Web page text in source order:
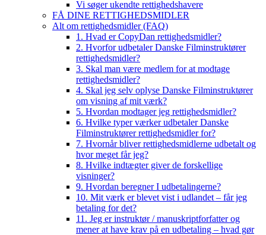
Vi søger ukendte rettighedshavere
FÅ DINE RETTIGHEDSMIDLER
Alt om rettighedsmidler (FAQ)
1. Hvad er CopyDan rettighedsmidler?
2. Hvorfor udbetaler Danske Filminstruktører
rettighedsmidler?
3. Skal man være medlem for at modtage
rettighedsmidler?
4. Skal jeg selv oplyse Danske Filminstruktører
om visning af mit værk?
5. Hvordan modtager jeg rettighedsmidler?
6. Hvilke typer værker udbetaler Danske
Filminstruktører rettighedsmidler for?
7. Hvornår bliver rettighedsmidlerne udbetalt og
hvor meget får jeg?
8. Hvilke indtægter giver de forskellige
visninger?
9. Hvordan beregner I udbetalingerne?
10. Mit værk er blevet vist i udlandet – får jeg
betaling for det?
11. Jeg er instruktør / manuskriptforfatter og
mener at have krav på en udbetaling – hvad gør